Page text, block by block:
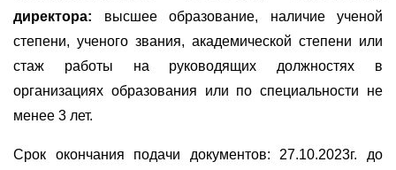
директора: высшее образование, наличие ученой
степени, ученого звания, академической степени или
стаж работы на руководящих должностях в
организациях образования или по специальности не
менее 3 лет.
Срок окончания подачи документов: 27.10.2023г. до